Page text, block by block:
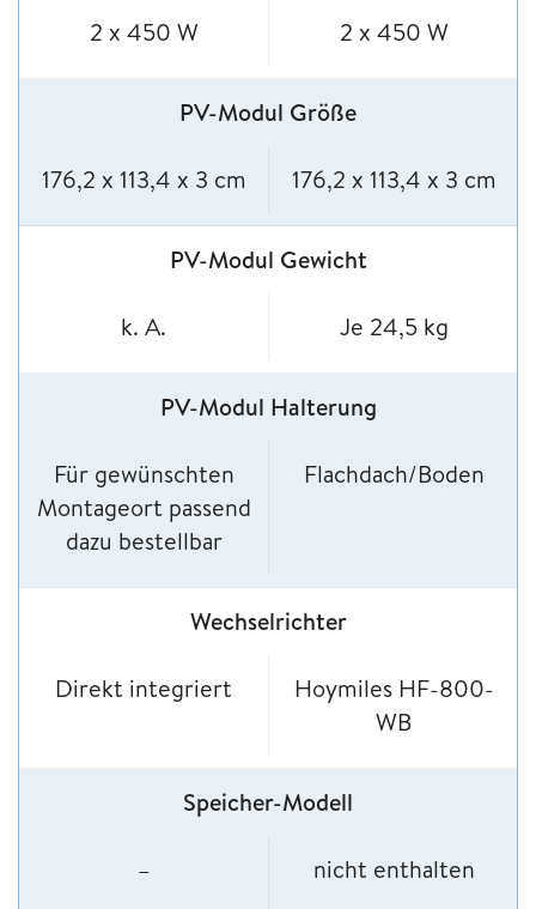
2 x 450 W 2 x 450 W
PV-Modul Größe
176,2 x 113,4 x 3 cm 176,2 x 113,4 x 3 cm
PV-Modul Gewicht
k. A. Je 24,5 kg
PV-Modul Halterung
Für gewünschten
Montageort passend
dazu bestellbar
Flachdach/Boden
Wechselrichter
Direkt integriert
Hoymiles HF-800-
WB
Speicher-Modell
– nicht enthalten